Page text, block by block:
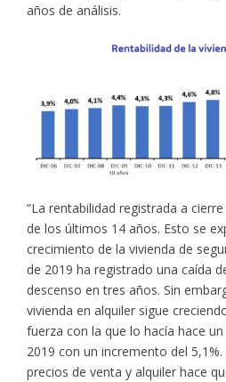
años de análisis.
“La rentabilidad registrada a
de los últimos 14 años. Esto se
crecimiento de la vivienda de
de 2019 ha registrado una caída
descenso en tres años. Sin
vivienda en alquiler sigue
fuerza con la que lo hacía hace
2019 con un incremento del
precios de venta y alquiler hace